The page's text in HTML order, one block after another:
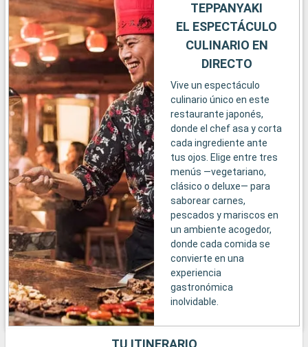
TEPPANYAKI
EL ESPECTÁCULO
CULINARIO EN
DIRECTO
Vive un espectáculo
culinario único en este
restaurante japonés,
donde el chef asa y corta
cada ingrediente ante
tus ojos. Elige entre tres
menús —vegetariano,
clásico o deluxe— para
saborear carnes,
pescados y mariscos en
un ambiente acogedor,
donde cada comida se
convierte en una
experiencia
gastronómica
inolvidable.